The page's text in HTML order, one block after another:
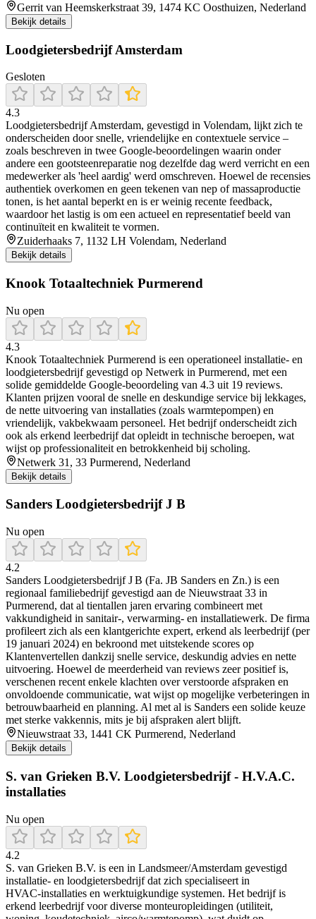
Gerrit van Heemskerkstraat 39, 1474 KC Oosthuizen, Nederland
Bekijk details
Loodgietersbedrijf Amsterdam
Gesloten
4.3
Loodgietersbedrijf Amsterdam, gevestigd in Volendam, lijkt zich te
onderscheiden door snelle, vriendelijke en contextuele service –
zoals beschreven in twee Google-beoordelingen waarin onder
andere een gootsteenreparatie nog dezelfde dag werd verricht en een
medewerker als 'heel aardig' werd omschreven. Hoewel de recensies
authentiek overkomen en geen tekenen van nep of massaproductie
tonen, is het aantal beperkt en is er weinig recente feedback,
waardoor het lastig is om een actueel en representatief beeld van
continuïteit en kwaliteit te vormen.
Zuiderhaaks 7, 1132 LH Volendam, Nederland
Bekijk details
Knook Totaaltechniek Purmerend
Nu open
4.3
Knook Totaaltechniek Purmerend is een operationeel installatie- en
loodgietersbedrijf gevestigd op Netwerk in Purmerend, met een
solide gemiddelde Google-beoordeling van 4.3 uit 19 reviews.
Klanten prijzen vooral de snelle en deskundige service bij lekkages,
de nette uitvoering van installaties (zoals warmtepompen) en
vriendelijk, vakbekwaam personeel. Het bedrijf onderscheidt zich
ook als erkend leerbedrijf dat opleidt in technische beroepen, wat
wijst op professionaliteit en betrokkenheid bij scholing.
Netwerk 31, 33 Purmerend, Nederland
Bekijk details
Sanders Loodgietersbedrijf J B
Nu open
4.2
Sanders Loodgietersbedrijf J B (Fa. JB Sanders en Zn.) is een
regionaal familiebedrijf gevestigd aan de Nieuwstraat 33 in
Purmerend, dat al tientallen jaren ervaring combineert met
vakkundigheid in sanitair-, verwarming- en installatiewerk. De firma
profileert zich als een klantgerichte expert, erkend als leerbedrijf (per
19 januari 2024) en bekroond met uitstekende scores op
Klantenvertellen dankzij snelle service, deskundig advies en nette
uitvoering. Hoewel de meerderheid van reviews zeer positief is,
verschenen recent enkele klachten over verstoorde afspraken en
onvoldoende communicatie, wat wijst op mogelijke verbeteringen in
betrouwbaarheid en planning. Al met al is Sanders een solide keuze
met sterke vakkennis, mits je bij afspraken alert blijft.
Nieuwstraat 33, 1441 CK Purmerend, Nederland
Bekijk details
S. van Grieken B.V. Loodgietersbedrijf - H.V.A.C.
installaties
Nu open
4.2
S. van Grieken B.V. is een in Landsmeer/Amsterdam gevestigd
installatie‑ en loodgietersbedrijf dat zich specialiseert in
HVAC‑installaties en werktuigkundige systemen. Het bedrijf is
erkend leerbedrijf voor diverse monteuropleidingen (utiliteit,